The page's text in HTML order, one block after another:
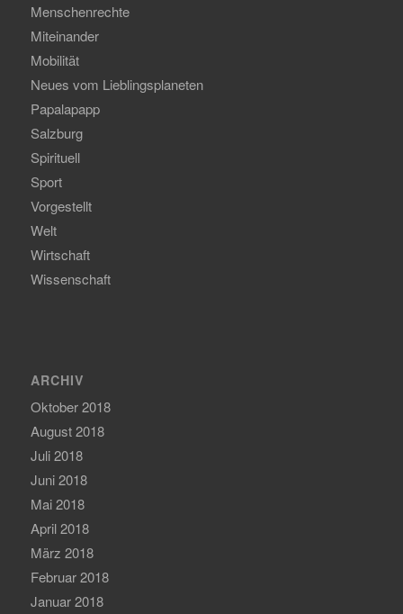
Menschenrechte
Miteinander
Mobilität
Neues vom Lieblingsplaneten
Papalapapp
Salzburg
Spirituell
Sport
Vorgestellt
Welt
Wirtschaft
Wissenschaft
ARCHIV
Oktober 2018
August 2018
Juli 2018
Juni 2018
Mai 2018
April 2018
März 2018
Februar 2018
Januar 2018